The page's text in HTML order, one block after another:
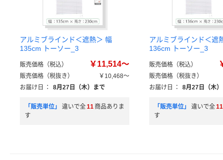
アルミブラインド＜遮熱＞ 幅
135cm トーソー_3
販売価格（税込） ￥11,514～
販売価格（税抜き）
￥10,468～
お届け日
： 8月27日（木）まで
「販売単位」 違いで全11 商品ありま
す
アルミブラインド＜遮
136cm トーソー_3
販売価格（税込）
販売価格（税抜き）
お届け日
： 8月27日（木
「販売単位」 違いで全11
す